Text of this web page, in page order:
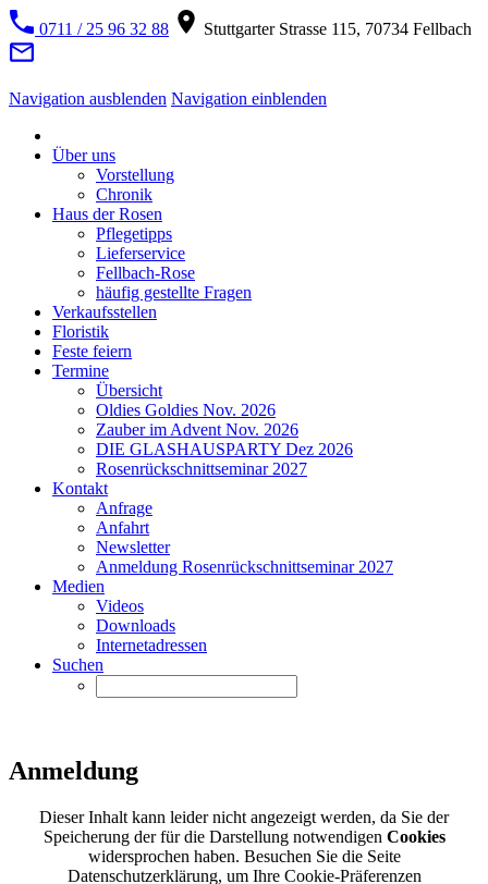
0711 / 25 96 32 88 Stuttgarter Strasse 115, 70734 Fellbach
Navigation ausblenden Navigation einblenden
Über uns
Vorstellung
Chronik
Haus der Rosen
Pflegetipps
Lieferservice
Fellbach-Rose
häufig gestellte Fragen
Verkaufsstellen
Floristik
Feste feiern
Termine
Übersicht
Oldies Goldies Nov. 2026
Zauber im Advent Nov. 2026
DIE GLASHAUSPARTY Dez 2026
Rosenrückschnittseminar 2027
Kontakt
Anfrage
Anfahrt
Newsletter
Anmeldung Rosenrückschnittseminar 2027
Medien
Videos
Downloads
Internetadressen
Suchen
Anmeldung
Dieser Inhalt kann leider nicht angezeigt werden, da Sie der
Speicherung der für die Darstellung notwendigen Cookies
widersprochen haben. Besuchen Sie die Seite
Datenschutzerklärung, um Ihre Cookie-Präferenzen